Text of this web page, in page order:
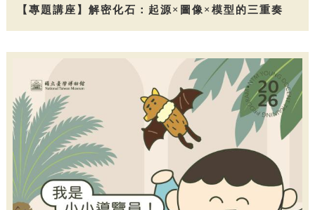
【專題講座】解密化石：起源×圖像×模型的三重奏